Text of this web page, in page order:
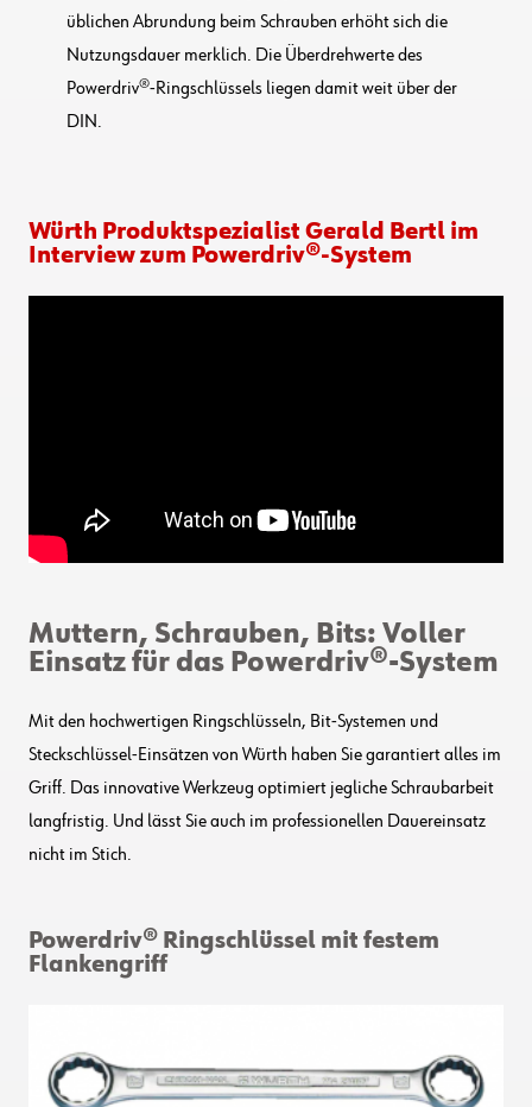
üblichen Abrundung beim Schrauben erhöht sich die
Nutzungsdauer merklich. Die Überdrehwerte des
Powerdriv®-Ringschlüssels liegen damit weit über der
DIN.
Würth Produktspezialist Gerald Bertl im
Interview zum Powerdriv®-System
Muttern, Schrauben, Bits: Voller
Einsatz für das Powerdriv®-System
Mit den hochwertigen Ringschlüsseln, Bit-Systemen und
Steckschlüssel-Einsätzen von Würth haben Sie garantiert alles im
Griff. Das innovative Werkzeug optimiert jegliche Schraubarbeit
langfristig. Und lässt Sie auch im professionellen Dauereinsatz
nicht im Stich.
Powerdriv® Ringschlüssel mit festem
Flankengriff